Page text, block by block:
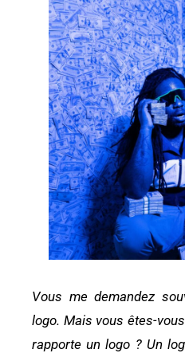
Vous me demandez
logo. Mais vous êtes-
rapporte un logo ? Un